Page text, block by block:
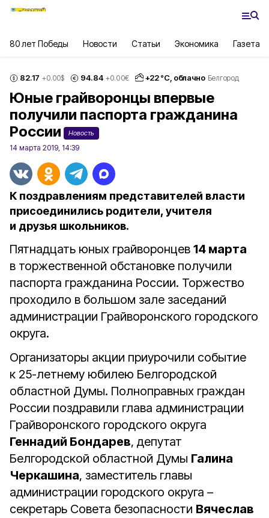
80 лет Победы Новости Статьи Экономика Газета
82.17 +0.00$ 94.84 +0.00€ +22°С, облачно Белгород
Юные грайворонцы впервые
получили паспорта гражданина
России
Новость
14 марта 2019, 14:39
К поздравлениям представителей власти
присоединились родители, учителя
и друзья школьников.
Пятнадцать юных грайворонцев 14 марта
в торжественной обстановке получили
паспорта гражданина России. Торжество
проходило в большом зале заседаний
администрации Грайворонского городского
округа.
Организаторы акции приурочили событие
к 25-летнему юбилею Белгородской
областной Думы. Полноправных граждан
России поздравили глава администрации
Грайворонского городского округа
Геннадий Бондарев, депутат
Белгородской областной Думы Галина
Черкашина, заместитель главы
администрации городского округа –
секретарь Совета безопасности Вячеслав